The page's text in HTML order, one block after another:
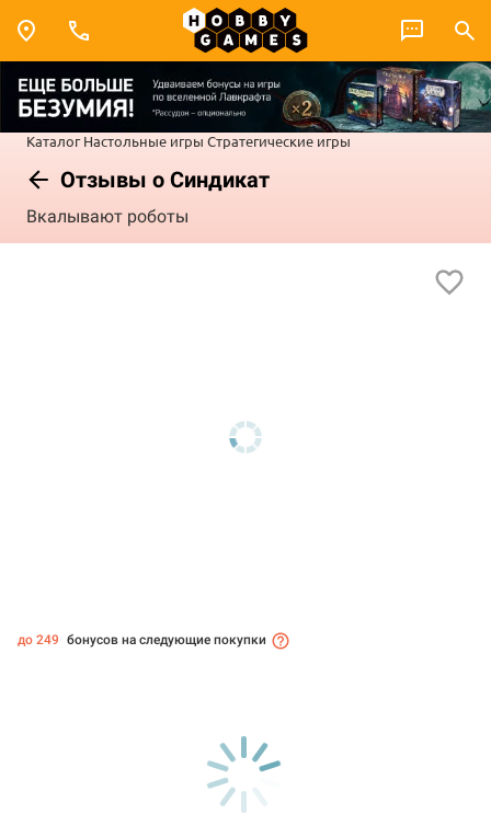
Каталог Настольные игры Стратегические игры
Отзывы о Синдикат
Вкалывают роботы
до 249 бонусов на следующие покупки